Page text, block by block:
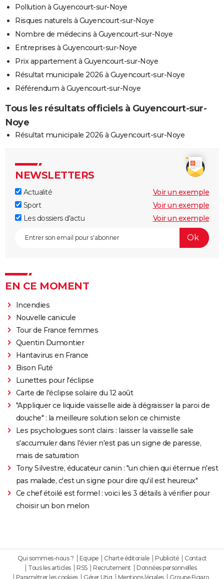
Pollution à Guyencourt-sur-Noye
Risques naturels à Guyencourt-sur-Noye
Nombre de médecins à Guyencourt-sur-Noye
Entreprises à Guyencourt-sur-Noye
Prix appartement à Guyencourt-sur-Noye
Résultat municipale 2026 à Guyencourt-sur-Noye
Référendum à Guyencourt-sur-Noye
Tous les résultats officiels à Guyencourt-sur-
Noye
Résultat municipale 2026 à Guyencourt-sur-Noye
NEWSLETTERS
Actualité
Voir un exemple
Sport
Voir un exemple
Les dossiers d'actu
Voir un exemple
EN CE MOMENT
Incendies
Nouvelle canicule
Tour de France femmes
Quentin Dumontier
Hantavirus en France
Bison Futé
Lunettes pour l'éclipse
Carte de l'éclipse solaire du 12 août
"Appliquer ce liquide vaisselle aide à dégraisser la paroi de
douche" : la meilleure solution selon ce chimiste
Les psychologues sont clairs : laisser la vaisselle sale
s'accumuler dans l'évier n'est pas un signe de paresse,
mais de saturation
Tony Silvestre, éducateur canin : "un chien qui éternue n'est
pas malade, c'est un signe pour dire qu'il est heureux"
Ce chef étoilé est formel : voici les 3 détails à vérifier pour
choisir un bon melon
Qui sommes-nous ? Equipe Charte éditoriale Publicité
Contact
Tous les articles
RSS Recrutement
Données personnelles
Paramétrer les cookies
Gérer Utiq Mentions légales Groupe Figaro